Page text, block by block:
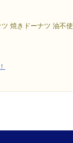
焼きドーナツ 油不使